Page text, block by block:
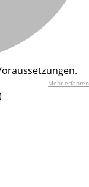
Mehr erfahren